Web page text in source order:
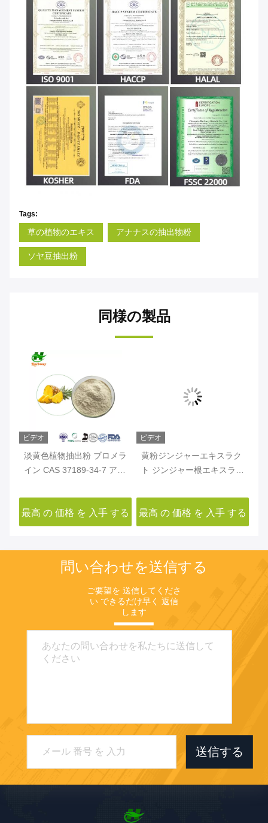
Tags:
草の植物のエキス アナナスの抽出物粉
ソヤ豆抽出粉
同様の製品
ビデオ
淡黄色植物抽出粉 ブロメラ
イン CAS 37189-34-7 アナ
最高 の 価格 を 入手 する
ビデオ
黄粉ジンジャーエキスラク
ト ジンジャー根エキスラク
84696-15-1
最高 の 価格 を 入手 する
問い合わせを送信する
ご要望を 送信してくださ
い できるだけ早く 返信
します
送信する